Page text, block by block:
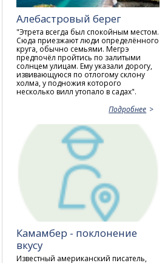
Алебастровый берег
"Этрета всегда был спокойным местом.
Сюда приезжают люди определённого
круга, обычно семьями. Мегрэ
предпочёл пройтись по залитыми
солнцем улицам. Ему указали дорогу,
извивающуюся по отлогому склону
холма, у подножия которого
несколько вилл утопало в садах".
Подробнее
Камамбер - поклонение
вкусу
Известный американский писатель,